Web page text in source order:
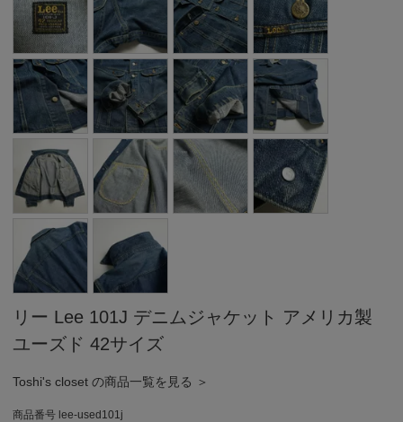
リー Lee 101J デニムジャケット アメリカ製
ユーズド 42サイズ
Toshi's closet の商品一覧を見る ＞
商品番号 lee-used101j